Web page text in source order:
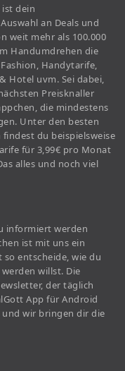
ist dein
an Deals und
weit mehr als 100.000
Handumdrehen die
Handytarife,
Hotel uvm. Sei dabei,
Preisknaller
die mindestens
Unter den besten
du beispielsweise
für 3,99€ pro Monat
alles und noch viel
informiert werden
ist mit uns ein
entscheide, wie du
willst. Die
der täglich
App für Android
und wir bringen dir die